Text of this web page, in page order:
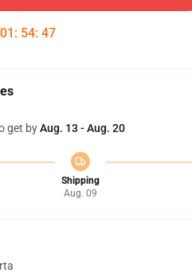
01 : 54: 46
get byAug. 13 - Aug. 20
Shipping
Aug. 09